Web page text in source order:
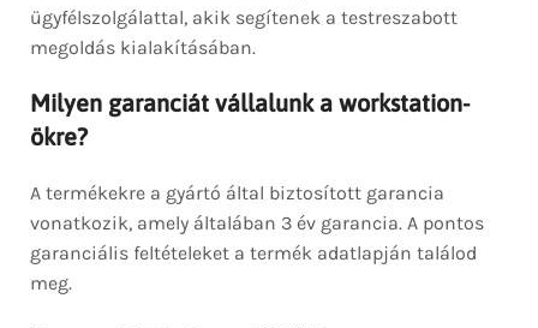
ügyfélszolgálattal, akik segítenek a testreszabott
megoldás kialakításában.
Milyen garanciát vállalunk a workstation-
ökre?
A termékekre a gyártó által biztosított garancia
vonatkozik, amely általában 3 év garancia. A pontos
garanciális feltételeket a termék adatlapján találod
meg.